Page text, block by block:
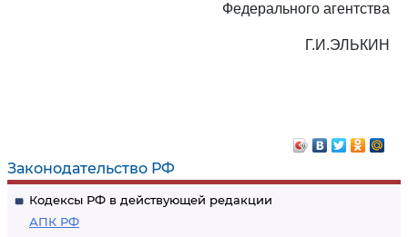
Законодательство РФ
Кодексы РФ в действующей редакции
АПК РФ
Федерального агентства
Г.И.ЭЛЬКИН